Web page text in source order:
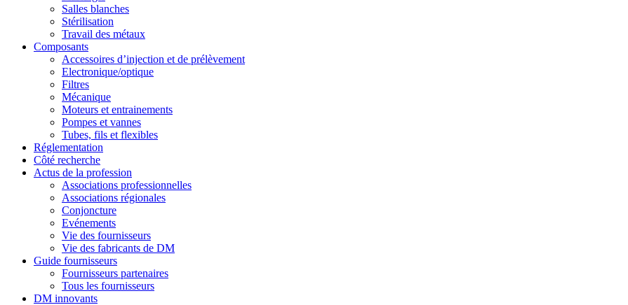
Salles blanches
Stérilisation
Travail des métaux
Composants
Accessoires d’injection et de prélèvement
Electronique/optique
Filtres
Mécanique
Moteurs et entrainements
Pompes et vannes
Tubes, fils et flexibles
Réglementation
Côté recherche
Actus de la profession
Associations professionnelles
Associations régionales
Conjoncture
Evénements
Vie des fournisseurs
Vie des fabricants de DM
Guide fournisseurs
Fournisseurs partenaires
Tous les fournisseurs
DM innovants